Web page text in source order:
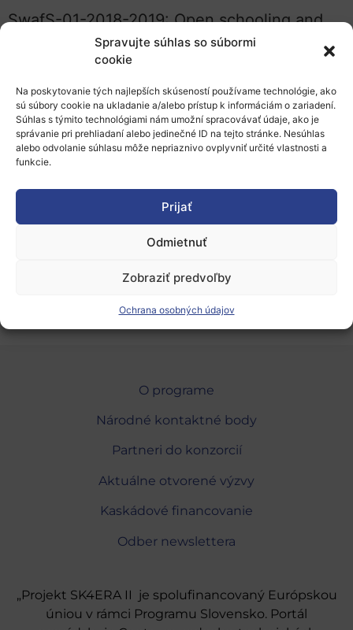
Spravujte súhlas so súbormi
cookie
Na poskytovanie tých najlepších skúseností používame technológie, ako
sú súbory cookie na ukladanie a/alebo prístup k informáciám o zariadení.
Súhlas s týmito technológiami nám umožní spracovávať údaje, ako je
správanie pri prehliadaní alebo jedinečné ID na tejto stránke. Nesúhlas
alebo odvolanie súhlasu môže nepriaznivo ovplyvniť určité vlastnosti a
funkcie.
Prijať
Odmietnuť
Zobraziť predvoľby
Ochrana osobných údajov
SwafS-01-2018-2019: Open schooling and
collaboration on science education
practices in research and innovation funding
and performing organisations
SwafS-14-2018-2019: Supporting the
Research and Innovation
SwafS-15-2018-2019: Exploring and
O programe
Národné kontaktné body
Partneri do konzorcií
Aktuálne otvorené výzvy
Kaskádové financovanie
Odber newslettera
„Projekt SK4ERA II je spolufinancovaný Európskou
úniou v rámci Programu Slovensko. Portál